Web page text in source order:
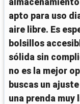
apto para uso
aire libre. Es
bolsillos
sólida sin
no es la mejor
buscas un
una prenda muy